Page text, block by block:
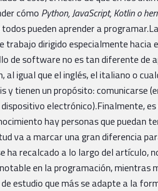
cómoPython, JavaScript, Kotlin o
pueden aprender a
trabajo dirigido especialmente hacia
de software no es tan diferente de
al igual que el inglés, el italiano o
y tienen un propósito: comunicarse
electrónico).Finalmente,
hay personas que puedan
va a marcar una gran diferencia
ha recalcado a lo largo del artículo,
en la programación, mientras
estudio que más se adapte a la